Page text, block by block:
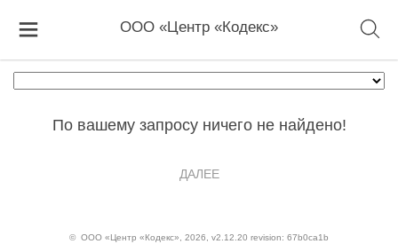
ООО «Центр «Кодекс»
По вашему запросу ничего не найдено!
ДАЛЕЕ
© ООО «Центр «Кодекс», 2026, v2.12.20 revision: 67b0ca1b